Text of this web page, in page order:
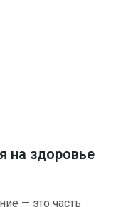
на здоровье
— это часть